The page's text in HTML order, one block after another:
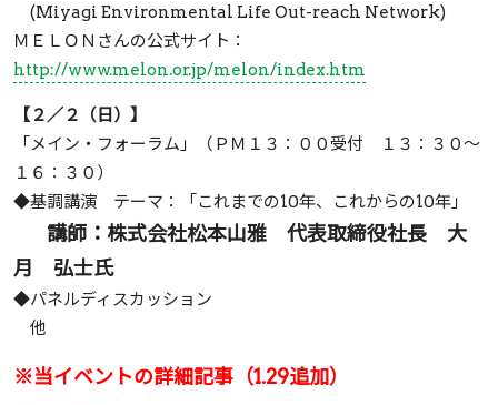
(Miyagi Environmental Life Out-reach Network)
ＭＥＬＯＮさんの公式サイト：
http://www.melon.or.jp/melon/index.htm
【２／２（日）】
「メイン・フォーラム」（ＰＭ１３：００受付 １３：３０～
１６：３０）
◆基調講演 テーマ：「これまでの10年、これからの10年」
講師：株式会社松本山雅 代表取締役社長 大
月 弘士氏
◆パネルディスカッション
他
※当イベントの詳細記事（1.29追加）